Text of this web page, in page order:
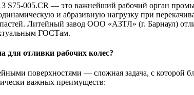
S75-005.CR — это важнейший рабочий орган
и абразивную нагрузку при
Литейный завод ООО «АЗТЛ» (г. Барнаул)
ГОСТам.
для отливки рабочих колес?
поверхностями — сложная задача, с которой
важных преимуществ: